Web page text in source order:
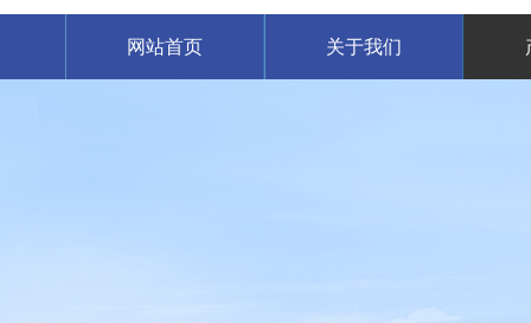
网站首页 关于我们